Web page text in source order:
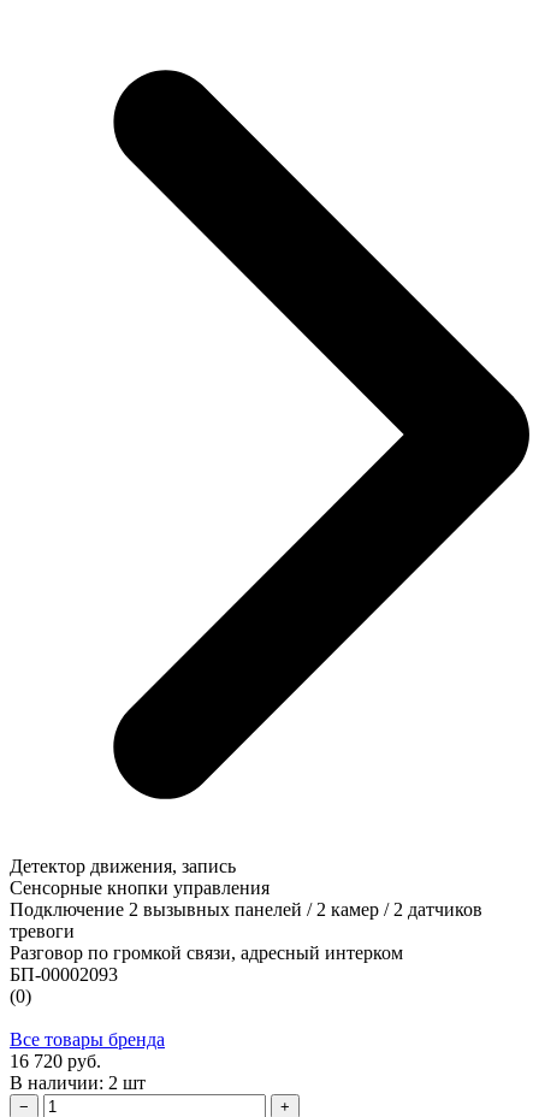
Детектор движения, запись
Сенсорные кнопки управления
Подключение 2 вызывных панелей / 2 камер / 2 датчиков
тревоги
Разговор по громкой связи, адресный интерком
БП-00002093
(0)
Все товары бренда
16 720 руб.
В наличии: 2 шт
−
+